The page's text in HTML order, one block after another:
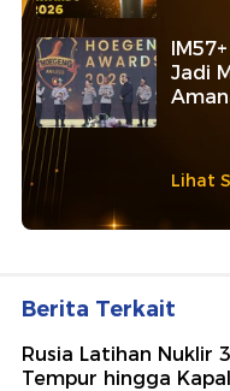
Jadi
Lihat
Berita Terkait
Rusia Latihan Nuklir
Tempur hingga